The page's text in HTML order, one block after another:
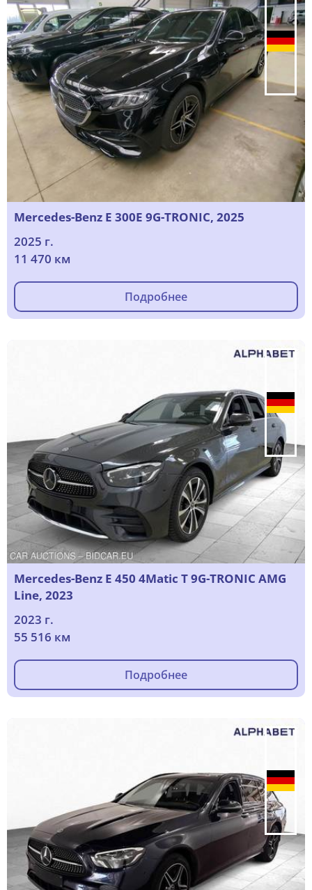
Mercedes-Benz E 300E 9G-TRONIC, 2025
2025 г.
11 470 км
Подробнее
Mercedes-Benz E 450 4Matic T 9G-TRONIC AMG
Line, 2023
2023 г.
55 516 км
Подробнее